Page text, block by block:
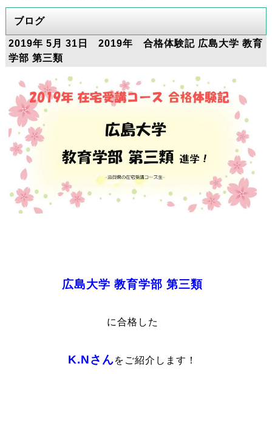
ブログ
2019年 5月 31日 2019年 合格体験記 広島大学 教育
学部 第三類
広島大学 教育学部 第三類
に合格した
K.Nさんをご紹介します！